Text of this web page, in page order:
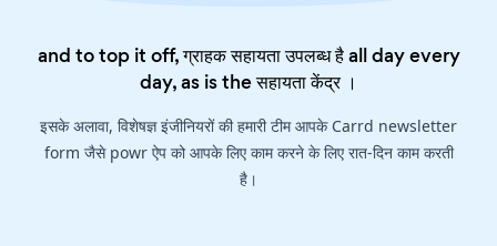
and to top it off, ग्राहक सहायता उपलब्ध है all day every
day, as is theसहायता केंद्र।
इसके अलावा, विशेषज्ञ इंजीनियरों की हमारी टीम आपके Carrd newsletter
form जैसे powr ऐप को आपके लिए काम करने के लिए रात-दिन काम करती
है।